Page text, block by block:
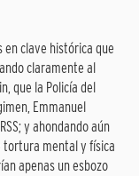
en clave histórica que
claramente al
que la Policía del
Emmanuel
y ahondando aún
tortura mental y física
apenas un esbozo